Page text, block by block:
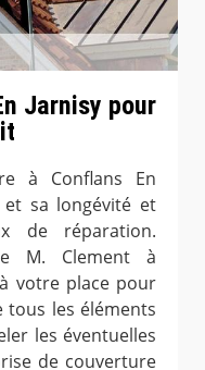
Jarnisy pour
à Conflans En
et sa longévité et
de réparation.
M. Clement à
votre place pour
tous les éléments
les éventuelles
de couverture